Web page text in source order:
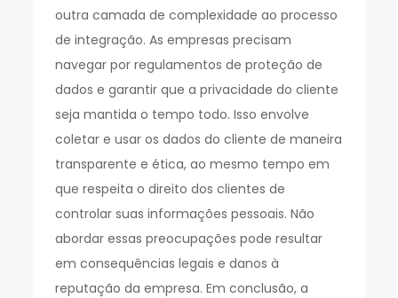
outra camada de complexidade ao processo
de integração. As empresas precisam
navegar por regulamentos de proteção de
dados e garantir que a privacidade do cliente
seja mantida o tempo todo. Isso envolve
coletar e usar os dados do cliente de maneira
transparente e ética, ao mesmo tempo em
que respeita o direito dos clientes de
controlar suas informações pessoais. Não
abordar essas preocupações pode resultar
em consequências legais e danos à
reputação da empresa. Em conclusão, a